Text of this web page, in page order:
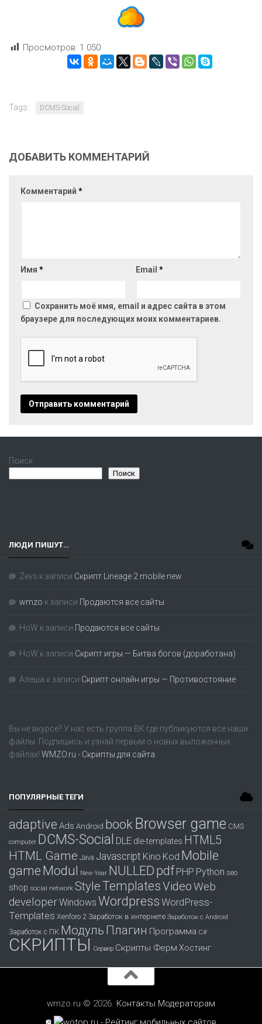
Просмотров: 1 050
Tags: DCMS-Social
ДОБАВИТЬ КОММЕНТАРИЙ
Комментарий *
Имя * Email *
Сохранить моё имя, email и адрес сайта в этом
браузере для последующих моих комментариев.
Поиск
Поиск
ЛЮДИ ПИШУТ…
Zevs к записи Скрипт Lineage 2 mobile new
wmzo к записи Продаются все сайты
HoW к записи Продаются все сайты
HoW к записи Скрипт игры — Битва богов (доработана)
Алеша к записи Скрипт онлайн игры — Противостояние
Вы не вкурсе? У нас есть группа ВК где публикуются все наши
файлы. Подпишись и узнай первым о новых выложенных
файлах! WMZO.ru - Скрипты для сайта
ПОПУЛЯРНЫЕ ТЕГИ
adaptive Ads Android book Browser game CMS
computer DCMS-Social DLE dle-templates HTML5
HTML Game Java Javascript Kino Kod Mobile
gameModul New-Year NULLED pdf PHP Python seo
shop social network StyleTemplatesVideoWeb
developerWindows Wordpress WordPress-
Templates Xenforo 2 Заработок в интернете Заработок с Android
Заработок с ПК Модуль Плагин Программа С#
СКРИПТЫ Сервер Скрипты Ферм Хостинг
wmzo.ru © 2026. Контакты Модераторам